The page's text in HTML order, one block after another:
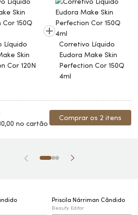
Líquido
Skin
Cor 120N
Corretivo Líquido
EudoraMakeSkin
Perfection Cor 150Q
4ml
no cartão
Comprar os 2 itens
Priscila Nárriman Cândido
Beauty Editor